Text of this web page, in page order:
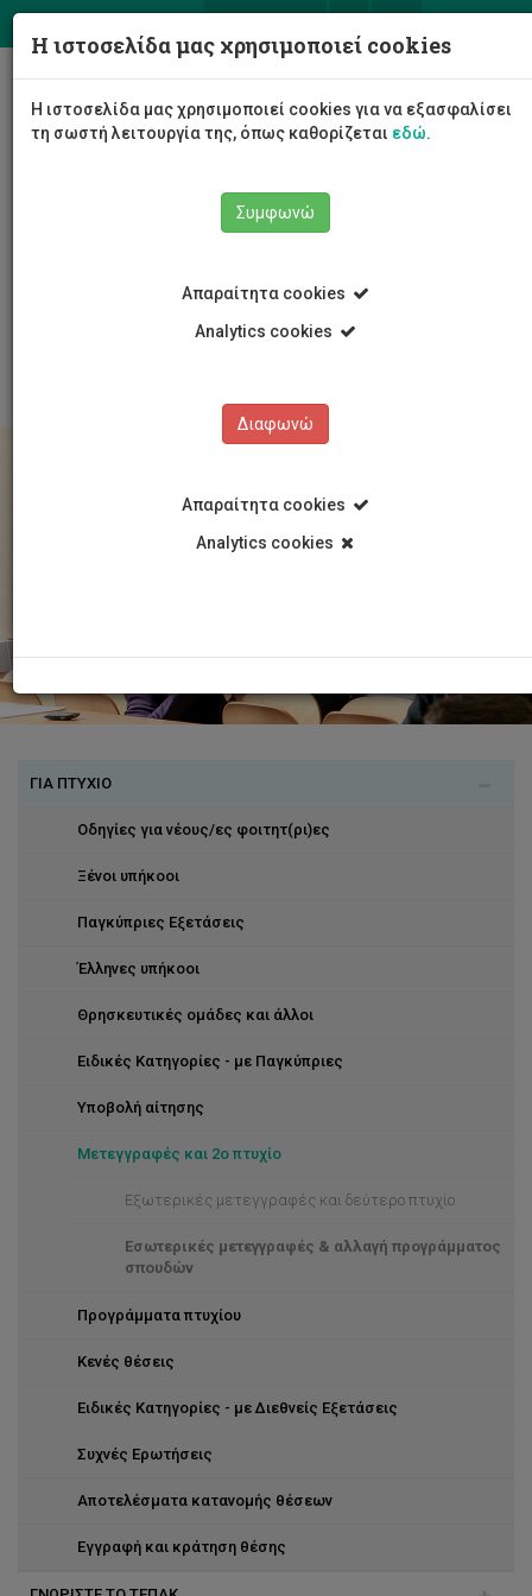
Μετεγγραφές και 2ο πτυχίο
Εσωτερικές μετεγγραφές & αλλαγή προγράμματος
ΓΙΑ ΠΤΥΧΙΟ
Οδηγίες για νέους/ες φοιτητ(ρι)ες
Ξένοι υπήκοοι
Παγκύπριες Εξετάσεις
Έλληνες υπήκοοι
Θρησκευτικές ομάδες και άλλοι
Ειδικές Κατηγορίες - με Παγκύπριες
Υποβολή αίτησης
Μετεγγραφές και 2ο πτυχίο
Εξωτερικές μετεγγραφές και δεύτερο πτυχίο
Εσωτερικές μετεγγραφές & αλλαγή προγράμματος
σπουδών
Προγράμματα πτυχίου
Κενές θέσεις
Ειδικές Κατηγορίες - με Διεθνείς Εξετάσεις
Συχνές Ερωτήσεις
Αποτελέσματα κατανομής θέσεων
Eγγραφή και κράτηση θέσης
Η ιστοσελίδα μας χρησιμοποιεί cookies
Η ιστοσελίδα μας χρησιμοποιεί cookies για να εξασφαλίσει
τη σωστή λειτουργία της, όπως καθορίζεται εδώ.
Συμφωνώ
Απαραίτητα cookies
Analytics cookies
Διαφωνώ
Απαραίτητα cookies
Analytics cookies